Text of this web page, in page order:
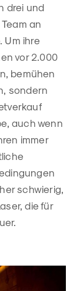
drei und
an
Um ihre
vor 2.000
bemühen
sondern
auch wenn
immer
schwierig,
die für